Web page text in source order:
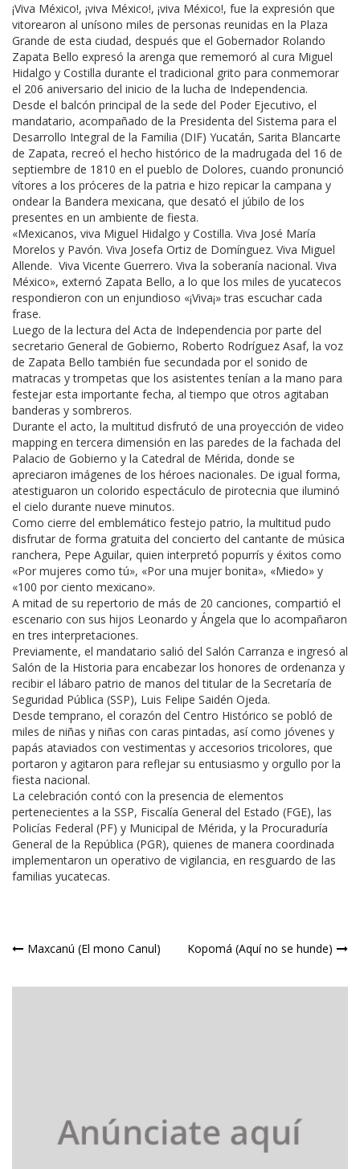
¡Viva México!, ¡viva México!, ¡viva México!, fue la expresión que
vitorearon al unísono miles de personas reunidas en la Plaza
Grande de esta ciudad, después que el Gobernador Rolando
Zapata Bello expresó la arenga que rememoró al cura Miguel
Hidalgo y Costilla durante el tradicional grito para conmemorar
el 206 aniversario del inicio de la lucha de Independencia.
Desde el balcón principal de la sede del Poder Ejecutivo, el
mandatario, acompañado de la Presidenta del Sistema para el
Desarrollo Integral de la Familia (DIF) Yucatán, Sarita Blancarte
de Zapata, recreó el hecho histórico de la madrugada del 16 de
septiembre de 1810 en el pueblo de Dolores, cuando pronunció
vítores a los próceres de la patria e hizo repicar la campana y
ondear la Bandera mexicana, que desató el júbilo de los
presentes en un ambiente de fiesta.
«Mexicanos, viva Miguel Hidalgo y Costilla. Viva José María
Morelos y Pavón. Viva Josefa Ortiz de Domínguez. Viva Miguel
Allende. Viva Vicente Guerrero. Viva la soberanía nacional. Viva
México», externó Zapata Bello, a lo que los miles de yucatecos
respondieron con un enjundioso «¡Viva¡» tras escuchar cada
frase.
Luego de la lectura del Acta de Independencia por parte del
secretario General de Gobierno, Roberto Rodríguez Asaf, la voz
de Zapata Bello también fue secundada por el sonido de
matracas y trompetas que los asistentes tenían a la mano para
festejar esta importante fecha, al tiempo que otros agitaban
banderas y sombreros.
Durante el acto, la multitud disfrutó de una proyección de video
mapping en tercera dimensión en las paredes de la fachada del
Palacio de Gobierno y la Catedral de Mérida, donde se
apreciaron imágenes de los héroes nacionales. De igual forma,
atestiguaron un colorido espectáculo de pirotecnia que iluminó
el cielo durante nueve minutos.
Como cierre del emblemático festejo patrio, la multitud pudo
disfrutar de forma gratuita del concierto del cantante de música
ranchera, Pepe Aguilar, quien interpretó popurrís y éxitos como
«Por mujeres como tú», «Por una mujer bonita», «Miedo» y
«100 por ciento mexicano».
A mitad de su repertorio de más de 20 canciones, compartió el
escenario con sus hijos Leonardo y Ángela que lo acompañaron
en tres interpretaciones.
Previamente, el mandatario salió del Salón Carranza e ingresó al
Salón de la Historia para encabezar los honores de ordenanza y
recibir el lábaro patrio de manos del titular de la Secretaría de
Seguridad Pública (SSP), Luis Felipe Saidén Ojeda.
Desde temprano, el corazón del Centro Histórico se pobló de
miles de niñas y niñas con caras pintadas, así como jóvenes y
papás ataviados con vestimentas y accesorios tricolores, que
portaron y agitaron para reflejar su entusiasmo y orgullo por la
fiesta nacional.
La celebración contó con la presencia de elementos
pertenecientes a la SSP, Fiscalía General del Estado (FGE), las
Policías Federal (PF) y Municipal de Mérida, y la Procuraduría
General de la República (PGR), quienes de manera coordinada
implementaron un operativo de vigilancia, en resguardo de las
familias yucatecas.
Navegación
de
Maxcanú (El mono Canul) Kopomá (Aquí no se hunde)